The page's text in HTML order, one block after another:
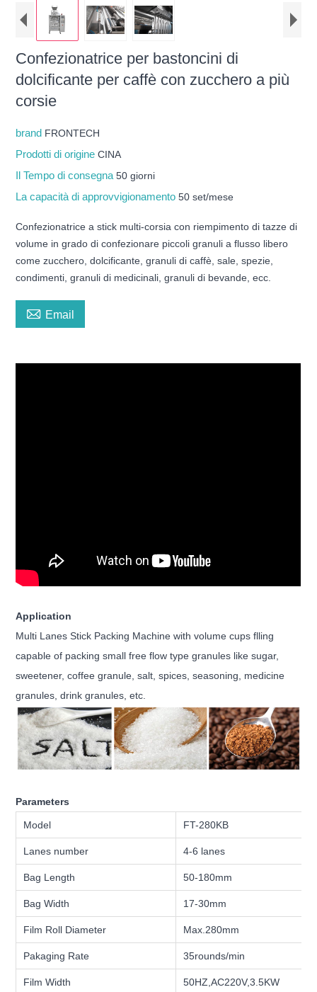
Confezionatrice per bastoncini di
dolcificante per caffè con zucchero a più
corsie
brand FRONTECH
Prodotti di origineCINA
Il Tempo di consegna50 giorni
La capacità di approvvigionamento50 set/mese
Confezionatrice a stick multi-corsia con riempimento di tazze di
volume in grado di confezionare piccoli granuli a flusso libero
come zucchero, dolcificante, granuli di caffè, sale, spezie,
condimenti, granuli di medicinali, granuli di bevande, ecc.
 Email
Application
Multi Lanes Stick Packing Machine with volume cups flling
capable of packing small free flow type granules like sugar,
sweetener, coffee granule, salt, spices, seasoning, medicine
granules, drink granules, etc.
Parameters
Model FT-280KB
Lanes number 4-6 lanes
Bag Length 50-180mm
Bag Width 17-30mm
Film Roll Diameter Max.280mm
Pakaging Rate 35rounds/min
Film Width 50HZ,AC220V,3.5KW